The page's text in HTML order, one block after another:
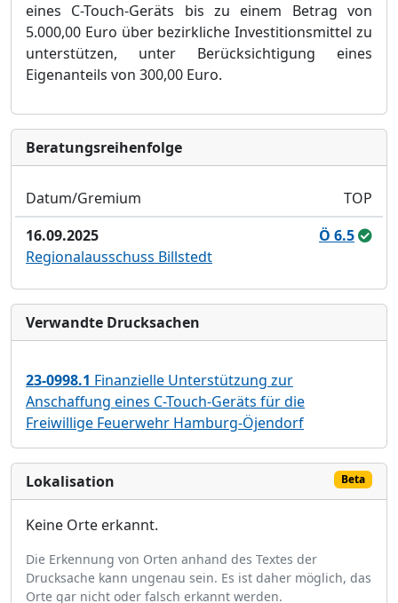
eines C-Touch-Geräts bis zu einem Betrag von
5.000,00 Euro über bezirkliche Investitionsmittel zu
unterstützen, unter Berücksichtigung eines
Eigenanteils von 300,00 Euro.
Bera­tungs­reihen­folge
Datum/Gremium
TOP
16.09.2025
Ö 6.5
Regionalausschuss Billstedt
Verwandte Drucksachen
23-0998.1 Finanzielle Unterstützung zur
Anschaffung eines C-Touch-Geräts für die
Freiwillige Feuerwehr Hamburg-Öjendorf
Lokalisation Beta
Keine Orte erkannt.
Die Erkennung von Orten anhand des Textes der
Drucksache kann ungenau sein. Es ist daher möglich, das
Orte gar nicht oder falsch erkannt werden.